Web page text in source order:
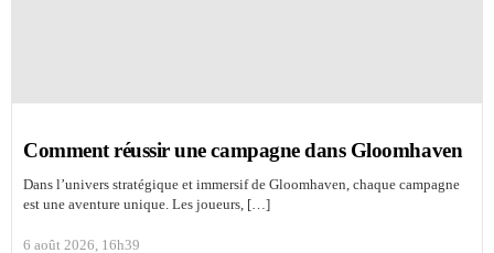
Comment réussir une campagne dans Gloomhaven
Dans l’univers stratégique et immersif de Gloomhaven, chaque campagne
est une aventure unique. Les joueurs, […]
6 août 2026, 16h39